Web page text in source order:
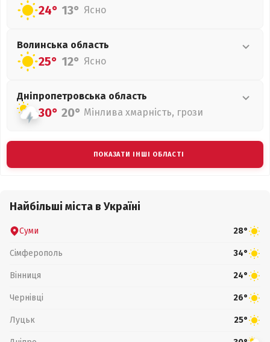
24° 13° Ясно
Волинська область
25° 12° Ясно
Дніпропетровська область
30° 20° Мінлива хмарність, грози
ПОКАЗАТИ ІНШІ ОБЛАСТІ
Найбільші міста в Україні
Суми 28°
Сімферополь 34°
Вінниця 24°
Чернівці 26°
Луцьк 25°